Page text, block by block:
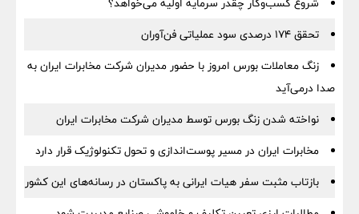
تحقق ۱۷۴ درصدی سود عملیاتی فن‌آوران
زنگ معاملات بورس امروز با حضور مدیران شرکت مخابرات ایران به
صدا درمی‌آید
نواخته شدن زنگ بورس توسط مدیران شرکت مخابرات ایران
مخابرات ایران در مسیر پوست‌اندازی و تحول تکنولوژیک قرار دارد
بازتاب مثبت سفر هیات ایرانی به پاکستان در رسانه‌های این کشور